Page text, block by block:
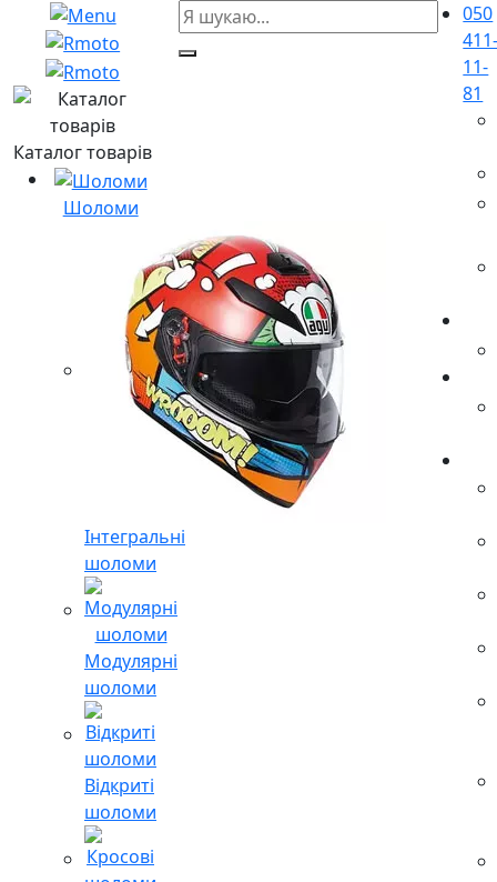
Каталог товарів
Шоломи
Інтегральні
шоломи
Модулярні
шоломи
Відкриті
шоломи
050
11-
81